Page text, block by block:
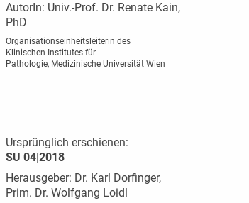
AutorIn: Univ.-Prof. Dr. Renate Kain,
PhD
Organisationseinheitsleiterin des
Klinischen Institutes für
Pathologie, Medizinische Universität Wien
Ursprünglich erschienen:
SU 04|2018
Herausgeber: Dr. Karl Dorfinger,
Prim. Dr. Wolfgang Loidl